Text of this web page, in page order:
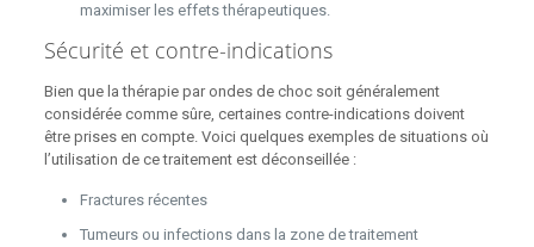
maximiser les effets thérapeutiques.
Sécurité et contre-indications
Bien que la thérapie par ondes de choc soit généralement
considérée comme sûre, certaines contre-indications doivent
être prises en compte. Voici quelques exemples de situations où
l’utilisation de ce traitement est déconseillée :
Fractures récentes
Tumeurs ou infections dans la zone de traitement